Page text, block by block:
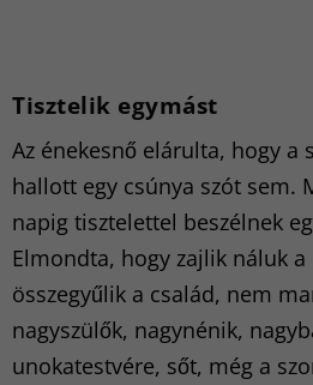
Tisztelik egymást
Az énekesnő elárulta, hogy a
hallott egy csúnya szót sem.
napig tisztelettel beszélnek
Elmondta, hogy zajlik náluk
összegyűlik a család, nem
nagyszülők, nagynénik,
unokatestvére, sőt, még a